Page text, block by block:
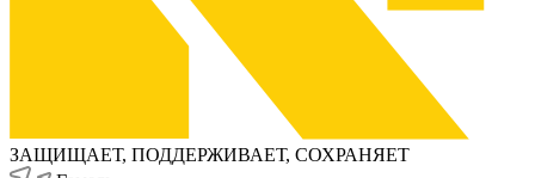
ЗАЩИЩАЕТ, ПОДДЕРЖИВАЕТ, СОХРАНЯЕТ